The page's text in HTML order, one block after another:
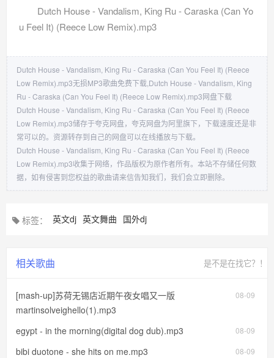
Dutch House - Vandalism, King Ru - Caraska (Can Yo
u Feel It) (Reece Low Remix).mp3
Dutch House - Vandalism, King Ru - Caraska (Can You Feel It) (Reece
Low Remix).mp3无损MP3歌曲免费下载,Dutch House - Vandalism, King
Ru - Caraska (Can You Feel It) (Reece Low Remix).mp3网盘下载
Dutch House - Vandalism, King Ru - Caraska (Can You Feel It) (Reece
Low Remix).mp3储存于夸克网盘，夸克网盘为阿里旗下，下载速度还是非
常可以的。资源转存到自己的网盘可以在线播放与下载。
Dutch House - Vandalism, King Ru - Caraska (Can You Feel It) (Reece
Low Remix).mp3收集于网络，作品版权为原作者所有。本站不存储任何数
据，如有侵害到您权益的歌曲请来信告知我们，我们会立即删除。
标签： 英文dj 英文舞曲 国外dj
相关歌曲 是不是在找它？！
08-09
[mash-up]苏荷无锡店近期午夜女唱又一版
martinsolveighello(1).mp3
08-09
egypt - in the morning(digital dog dub).mp3
08-09
bibi duotone - she hits on me.mp3